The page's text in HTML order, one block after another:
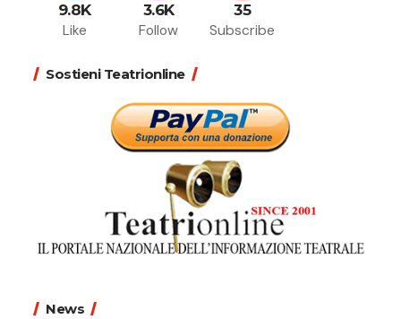
9.8K
Like
3.6K
Follow
35
Subscribe
Sostieni Teatrionline
News